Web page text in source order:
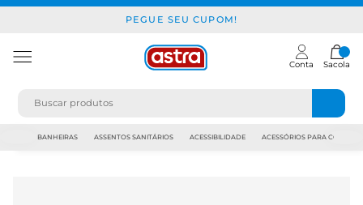
PEGUE SEU CUPOM!
Conta Sacola
BANHEIRAS ASSENTOS SANITÁRIOS ACESSIBILIDADE ACESSÓRIOS PARA